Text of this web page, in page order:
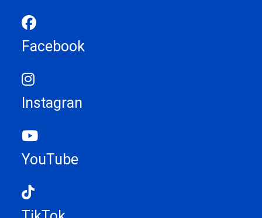
Facebook
Instagran
YouTube